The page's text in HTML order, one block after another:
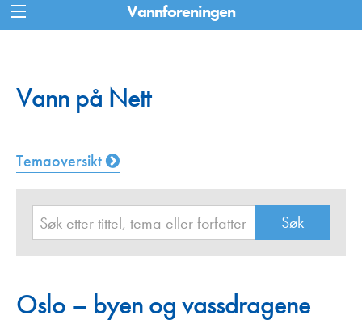
Vannforeningen
Vann på Nett
Temaoversikt
Oslo – byen og vassdragene